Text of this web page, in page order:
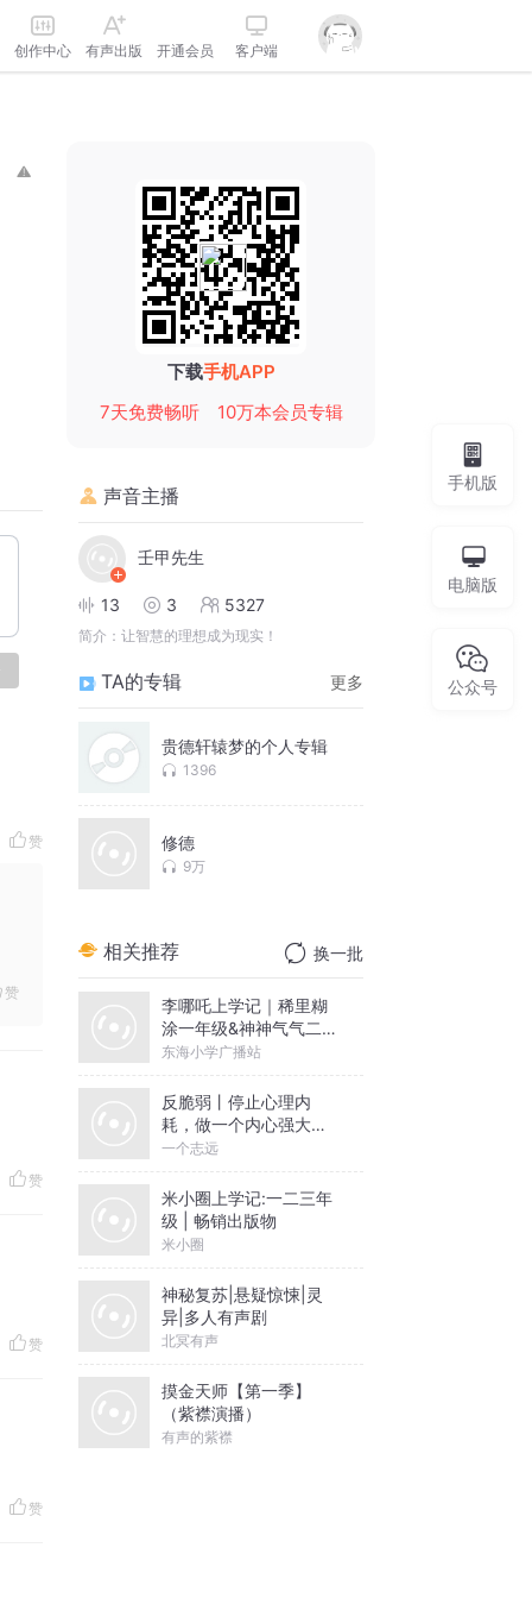
创作中心 有声出版 开通会员 客户端
赞
赞
赞
赞
赞
下载手机APP
7天免费畅听
10万本会员专辑
声音主播
壬甲先生
13 3 5327
简介： 让智慧的理想成为现实！
TA的专辑 更多
贵德轩辕梦的个人专辑
1396
修德
9万
相关推荐 换一批
李哪吒上学记｜稀里糊
涂一年级&神神气气二年
级
东海小学广播站
反脆弱丨停止心理内
耗，做一个内心强大的
人丨一个志远演播
一个志远
米小圈上学记:一二三年
级 | 畅销出版物
米小圈
神秘复苏|悬疑惊悚|灵
异|多人有声剧
北冥有声
摸金天师【第一季】
（紫襟演播）
有声的紫襟
手机版
电脑版
公众号